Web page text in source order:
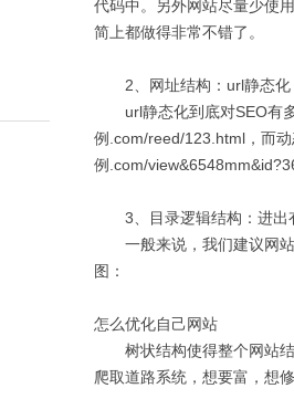
代码中。另外网站尽量少使
简上都做得非常不错了。
2、网址结构：url静态化
url静态化到底对SEO有多
例.com/reed/123.html，而
例.com/
3、目录逻辑结构：进出
一般来说，我们建议网站
图：
怎么优化自己网站
树状结构使得整个网站结
爬取道路系统，想要富，想